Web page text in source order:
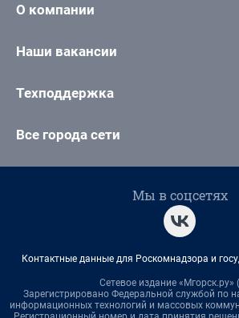
О компании
Наши вакансии
Техподдержка
Все города сети
Мы в соцсетях
Контактные данные для Роскомнадзора и
Сетевое издание «Мгорск.ру»
Зарегистрировано Федеральной службой по
информационных технологий и массовых